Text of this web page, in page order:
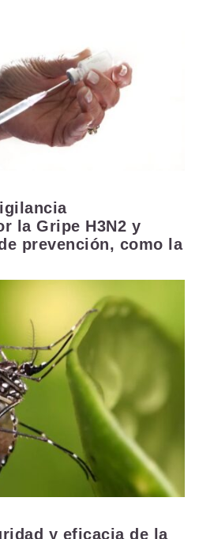
la Gripe H3N2 y
prevención, como la
y eficacia de la